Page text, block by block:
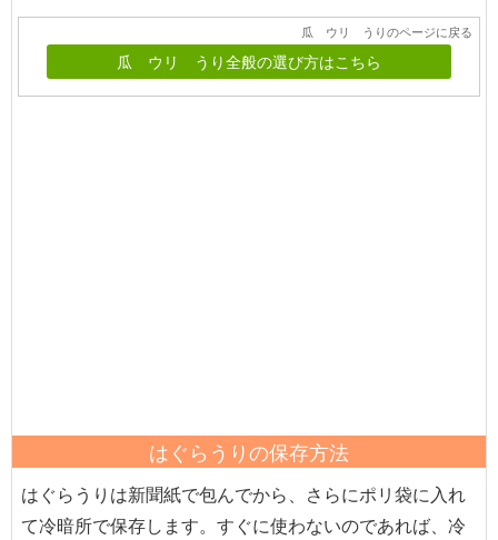
瓜 ウリ うりのページに戻る
瓜 ウリ うり全般の選び方はこちら
はぐらうりの保存方法
はぐらうりは新聞紙で包んでから、さらにポリ袋に入れ
て冷暗所で保存します。すぐに使わないのであれば、冷